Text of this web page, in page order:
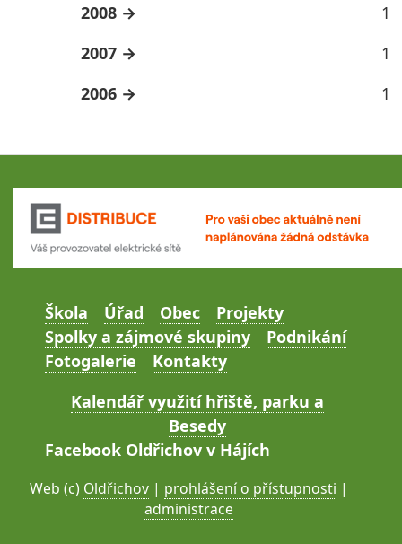
2008
1
2007
1
2006
1
Škola Úřad Obec
Projekty
Spolky a zájmové skupiny
Podnikání
Fotogalerie
Kontakty
Kalendář využití hřiště, parku a
Besedy
Facebook Oldřichov v Hájích
Web (c) Oldřichov | prohlášení o přístupnosti |
administrace